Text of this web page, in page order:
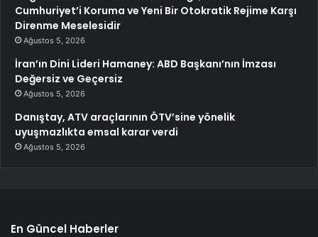
Cumhuriyet’i Koruma ve Yeni Bir Otokratik Rejime Karşı
Direnme Meselesidir
Ağustos 5, 2026
İran’ın Dini Lideri Hamaney: ABD Başkanı’nın İmzası
Değersiz ve Geçersiz
Ağustos 5, 2026
Danıştay, ATV araçlarının ÖTV’sine yönelik
uyuşmazlıkta emsal karar verdi
Ağustos 5, 2026
En Güncel Haberler